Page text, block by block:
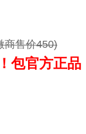
商售价450)
包官方正品